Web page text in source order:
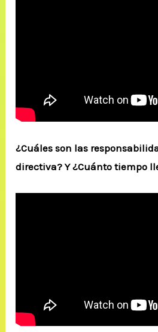
¿Cuáles son las
directiva? Y ¿Cuánto tiempo